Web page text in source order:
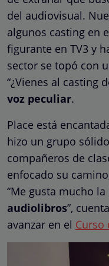
del audiovisual.
algunos casting en
figurante en TV3 y
sector se topó con
“¿Vienes al casting
voz peculiar.
Place está
hizo un grupo
compañeros de
enfocado su
“Me gusta mucho la
audiolibros”,
avanzar en el Curso